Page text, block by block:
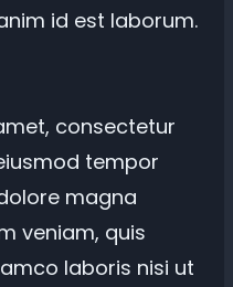
id est laborum.
consectetur
tempor
magna
veniam, quis
laboris nisi ut